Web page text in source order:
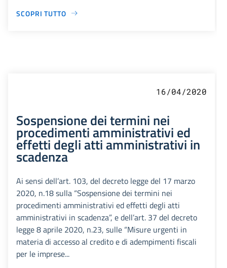
SCOPRI TUTTO
16/04/2020
Sospensione dei termini nei
procedimenti amministrativi ed
effetti degli atti amministrativi in
scadenza
Ai sensi dell’art. 103, del decreto legge del 17 marzo
2020, n.18 sulla “Sospensione dei termini nei
procedimenti amministrativi ed effetti degli atti
amministrativi in scadenza”, e dell’art. 37 del decreto
legge 8 aprile 2020, n.23, sulle “Misure urgenti in
materia di accesso al credito e di adempimenti fiscali
per le imprese...